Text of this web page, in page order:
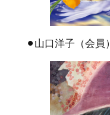
⚫︎山口洋子（会員）